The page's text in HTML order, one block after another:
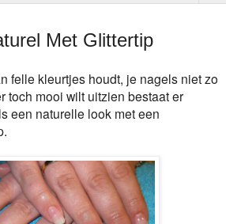
Met Glittertip
felle kleurtjes houdt, je nagels niet zo
toch mooi wilt uitzien bestaat er
een naturelle look met een